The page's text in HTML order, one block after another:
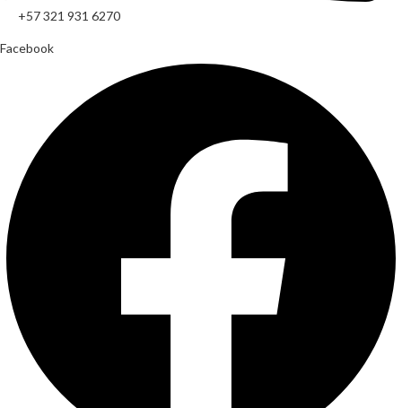
+57 321 931 6270
Facebook